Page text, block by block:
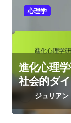
心理学
進化心理
社会的ダ
ジュリアン